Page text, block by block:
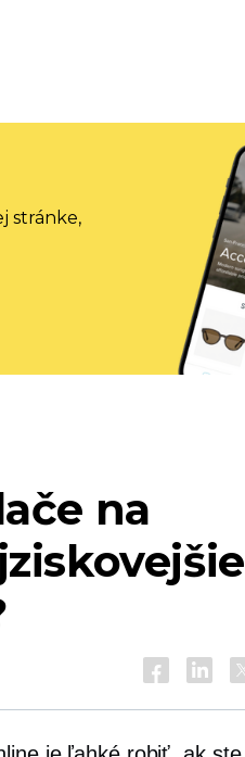
stránke,
na